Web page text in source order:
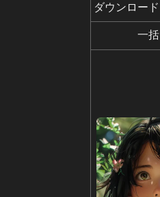
ダウンロード
一括